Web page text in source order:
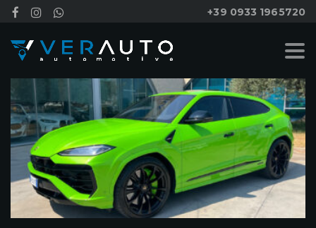
+39 0933 1965720